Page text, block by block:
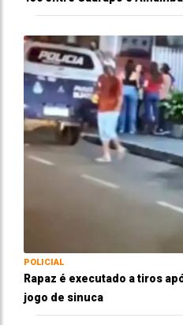
POLICIAL
Rapaz é executado a tiros
jogo de sinuca